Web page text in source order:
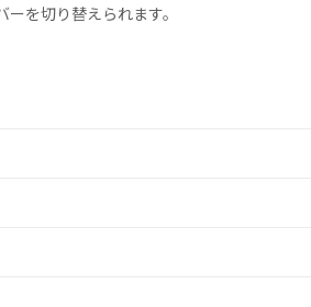
を切り替えられます。